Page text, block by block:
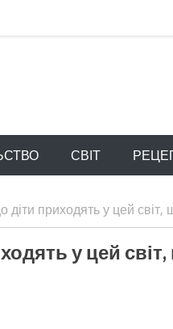
СВІТ
діти приходять у цей
у цей